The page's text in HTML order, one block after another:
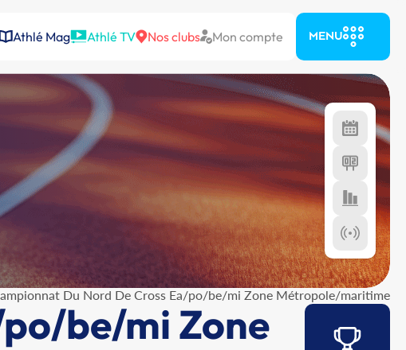
Athlé Mag Athlé TV Nos clubs Mon compte MENU
Du Nord De Cross Ea/po/be/mi Zone Métropole/maritime
be/mi Zone